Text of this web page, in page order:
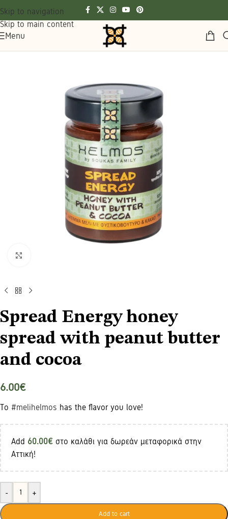
Skip to navigation
Skip to main content
Menu
Spread Energy honey
spread with peanut butter
and cocoa
6.00€
​Το #melihelmos has the flavor you love!
Add 60.00€ στο καλάθι για δωρεάν μεταφορικά στην
Αττική!
- +
Add to cart